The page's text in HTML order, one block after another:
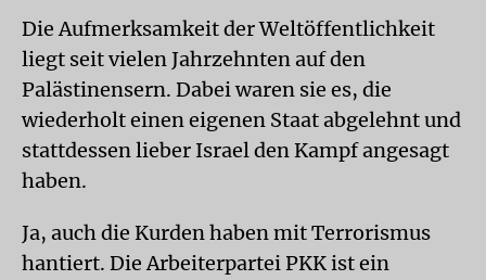
Die Aufmerksamkeit der Weltöffentlichkeit
liegt seit vielen Jahrzehnten auf den
Palästinensern. Dabei waren sie es, die
wiederholt einen eigenen Staat abgelehnt und
stattdessen lieber Israel den Kampf angesagt
haben.
Ja, auch die Kurden haben mit Terrorismus
hantiert. Die Arbeiterpartei PKK ist ein